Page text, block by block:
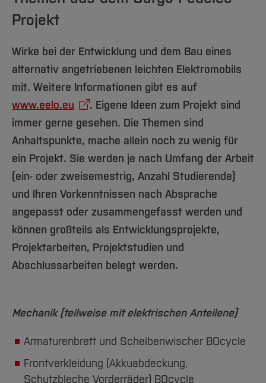
Projekt
Wirke bei der Entwicklung und dem Bau eines
alternativ angetriebenen leichten Elektromobils
mit. Weitere Informationen gibt es auf
www.eelo.eu
. Eigene Ideen zum Projekt sind
immer gerne gesehen. Die Themen sind
Anhaltspunkte, mache allein noch zu wenig für
ein Projekt. Sie werden je nach Umfang der Arbeit
(ein- oder zweisemestrig, Anzahl Studierende)
und Ihren Vorkenntnissen nach Absprache
angepasst oder zusammengefasst werden und
können großteils als Entwicklungsprojekte,
Projektarbeiten, Projektstudien und
Abschlussarbeiten belegt werden.
Mechanik (teilweise mit elektrischen Anteilene)
Armaturenbrett und Scheibenwischer BOcycle
Frontverkleidung (Akkuabdeckung,
Schutzbleche Vorderräder) BOcycle